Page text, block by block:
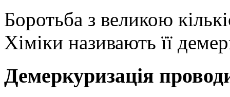
Боротьба з великою
Хіміки називають її
Демеркуризація